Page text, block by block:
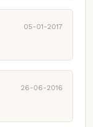
05-01-2017
26-06-2016